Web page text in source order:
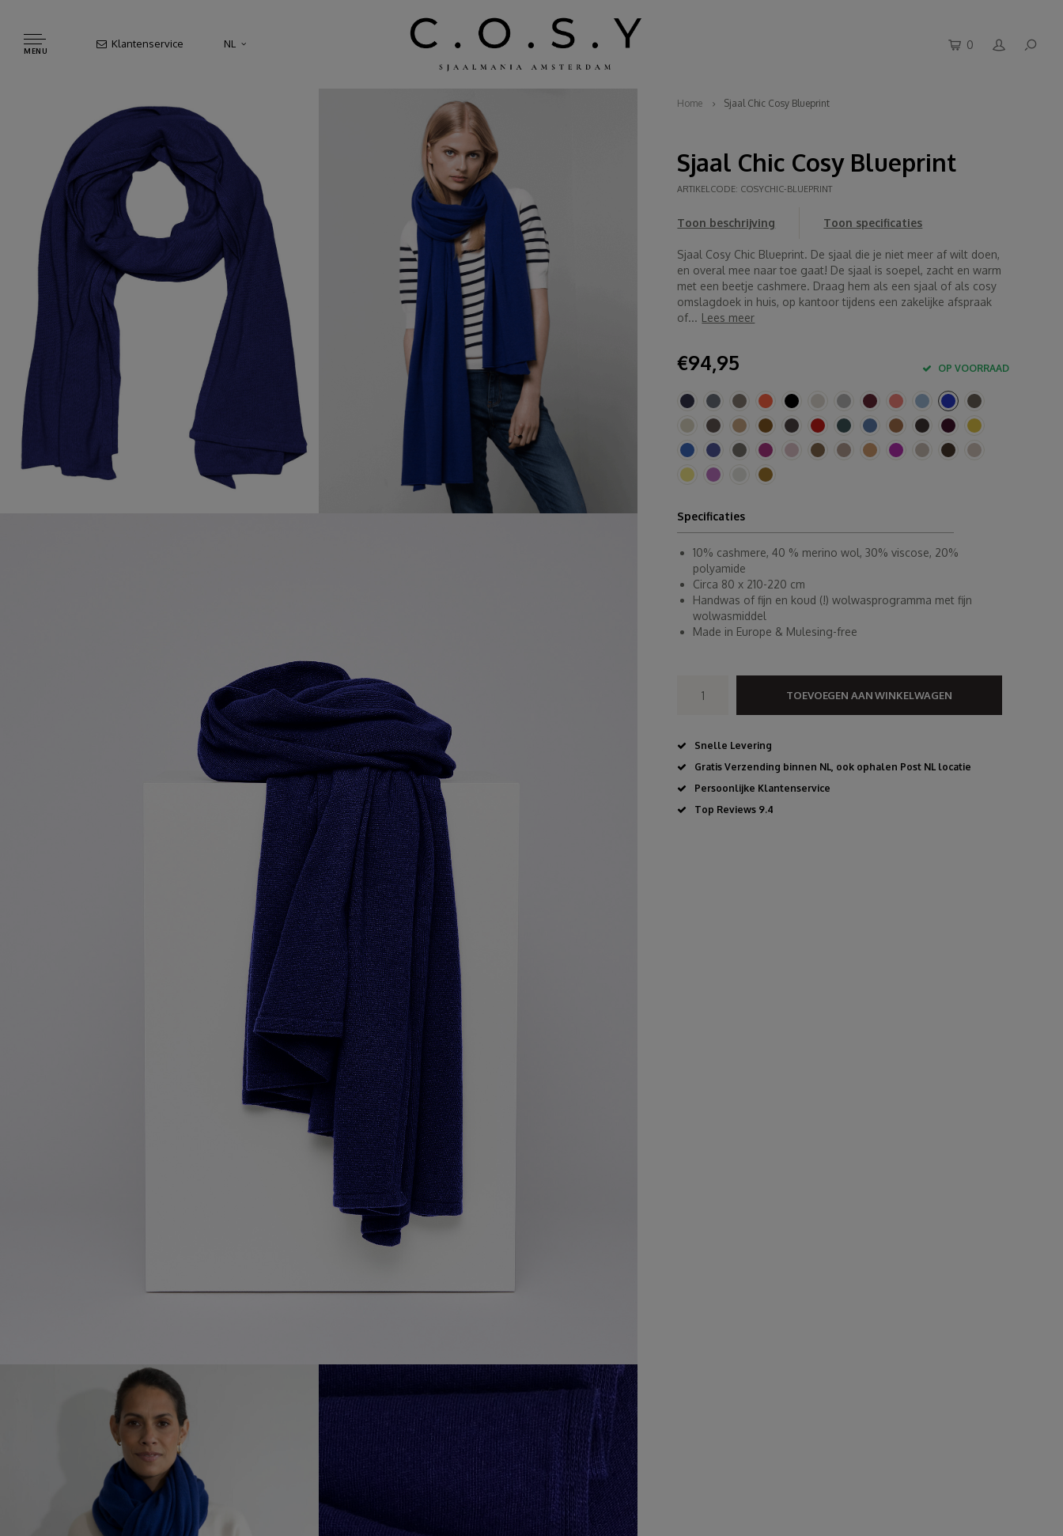
MENU
Klantenservice NL 0
Home Sjaal Chic Cosy Blueprint
Sjaal Chic Cosy Blueprint
ARTIKELCODE: COSYCHIC-BLUEPRINT
Toon beschrijving Toon specificaties
Sjaal Cosy Chic Blueprint. De sjaal die je niet meer af wilt doen,
en overal mee naar toe gaat! De sjaal is soepel, zacht en warm
met een beetje cashmere. Draag hem als een sjaal of als cosy
omslagdoek in huis, op kantoor tijdens een zakelijke afspraak
of... Lees meer
€94,95 OP VOORRAAD
Specificaties
10% cashmere, 40 % merino wol, 30% viscose, 20%
polyamide
Circa 80 x 210-220 cm
Handwas of fijn en koud (!) wolwasprogramma met fijn
wolwasmiddel
Made in Europe & Mulesing-free
TOEVOEGEN AAN WINKELWAGEN
Snelle Levering
Gratis Verzending binnen NL, ook ophalen Post NL locatie
Persoonlijke Klantenservice
Top Reviews 9.4